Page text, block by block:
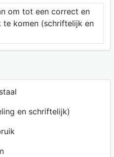
om tot een correct en
te komen (schriftelijk en
en schriftelijk)